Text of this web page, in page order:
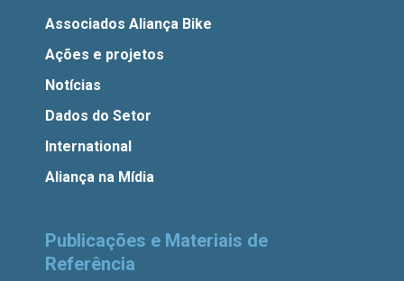
Associados Aliança Bike
Ações e projetos
Notícias
Dados do Setor
International
Aliança na Mídia
Publicações e Materiais de
Referência